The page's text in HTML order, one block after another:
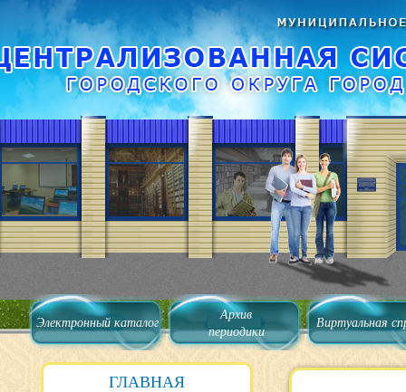
Электронный каталог
Архив
периодики
Виртуальная
ГЛАВНАЯ